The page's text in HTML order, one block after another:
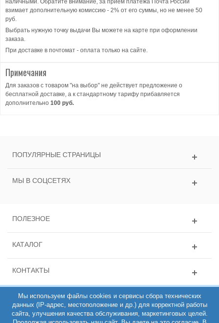
наличными. Обратите внимание, за прием платежа Почта России
взимает дополнительную комиссию - 2% от его суммы, но не менее 50
руб.
Выбрать нужную точку выдачи Вы можете на карте при оформлении
заказа.
При доставке в почтомат - оплата только на сайте.
Примечания
Для заказов с товаром "на выбор" не действует предложение о
бесплатной доставке, а к стандартному тарифу прибавляется
дополнительно 100 руб.
ПОПУЛЯРНЫЕ СТРАНИЦЫ
МЫ В СОЦСЕТЯХ
ПОЛЕЗНОЕ
КАТАЛОГ
КОНТАКТЫ
Мы используем файлы cookies и сервисы сбора технических
данных (IP-адрес, местоположение и др.) для корректной работы
сайта, улучшения качества обслуживания, маркетинговых целей.